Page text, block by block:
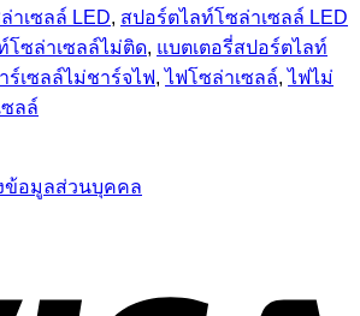
าเซลล์ LED, สปอร์ตไลท์โซล่าเซลล์ LED
โซล่าเซลล์ไม่ติด, แบตเตอรี่สปอร์ตไลท์
ร์เซลล์ไม่ชาร์จไฟ,ไฟโซล่าเซลล์,ไฟไม่
ลล์
ข้อมูลส่วนบุคคล